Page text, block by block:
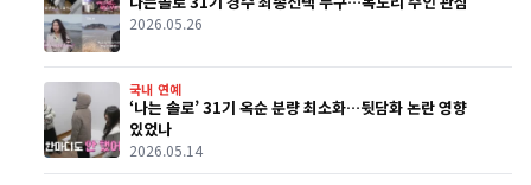
2026.05.26
국내 연예
‘나는 솔로’ 31기 옥순 분량 최소화…뒷담화 논란 영향
있었나
2026.05.14